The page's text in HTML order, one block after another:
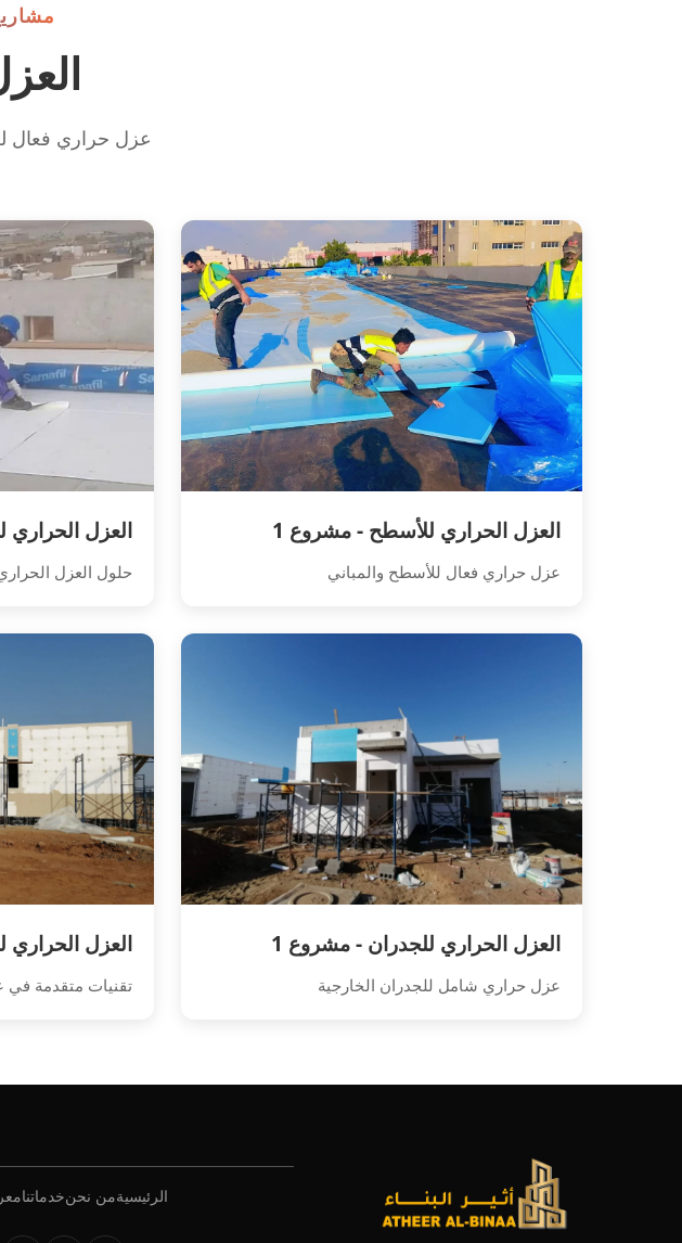
عزل حراري فعال
العزل الحراري للأسطح - مشروع 1
عزل حراري فعال للأسطح والمباني
العزل
حلول العزل
العزل الحراري للجدران - مشروع 1
عزل حراري شامل للجدران الخارجية
العزل الحراري
تقنيات متقدمة في
الرئيسيةمن نحنخدماتنا